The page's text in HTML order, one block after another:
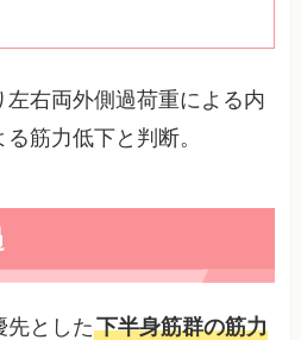
右両外側過荷重による内
筋力低下と判断。
先とした下半身筋群の筋力